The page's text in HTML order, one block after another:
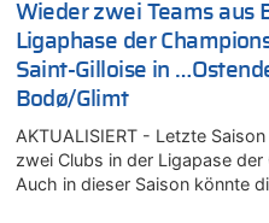
Wieder zwei Teams aus
Ligaphase der
Saint-Gilloise in
Bodø/Glimt
AKTUALISIERT - Letzte
zwei Clubs in der Ligapase
Auch in dieser Saison könnte